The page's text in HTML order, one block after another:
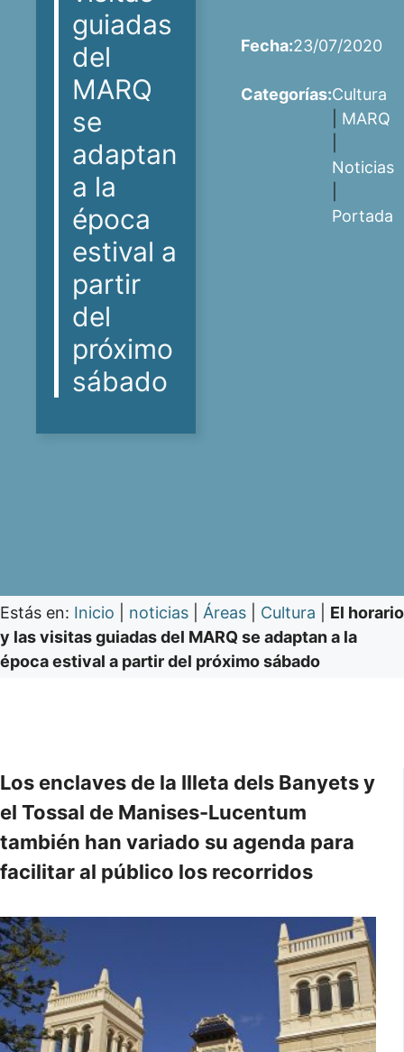
guiadas
del
MARQ
se
adaptan
a la
época
estival a
partir
del
próximo
sábado
Fecha:23/07/2020
Categorías:Cultura
MARQ
Noticias
Portada
Estás en: Inicio noticias Áreas Cultura
El horario
y las visitas guiadas del MARQ se adaptan a la
época estival a partir del próximo sábado
Los enclaves de la Illeta dels Banyets y
el Tossal de Manises-Lucentum
también han variado su agenda para
facilitar al público los recorridos